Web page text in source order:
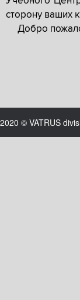
сторону ваших
Добро
2020 © VATRUS